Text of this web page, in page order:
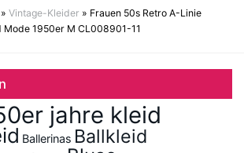
» Vintage-Kleider » Frauen 50s Retro A-Linie
1950er M CL008901-11
jahre kleid
Ballerinas Ballkleid